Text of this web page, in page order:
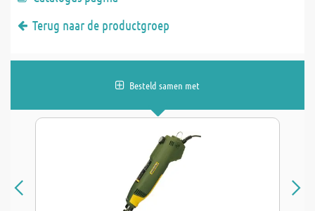
Terug naar de productgroep
Besteld samen met